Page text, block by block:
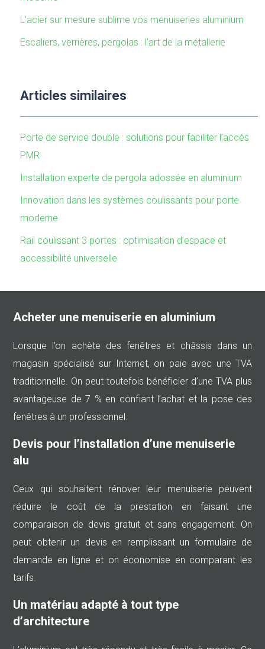
L’acier sur mesure sublime vos menuiseries aluminium
Escaliers, verrières, pergolas : l’art de la métallerie
Articles similaires
Porte de service double : solutions pour faciliter l’accès
PMR
Installation experte de pergola adossée en aluminium
Innovation dans les systèmes coulissants pour porte
moderne
Rail coulissant 3 portes : optimisation d’espace et
accessibilité universelle
Acheter une menuiserie en aluminium
Lorsque l’on achète des fenêtres et châssis dans un
magasin spécialisé sur Internet, on paie avec une TVA
traditionnelle. On peut toutefois bénéficier d’une TVA plus
avantageuse de 7 % en confiant l’achat et la pose des
fenêtres à un professionnel.
Devis pour l’installation d’une menuiserie
alu
Ceux qui souhaitent rénover leur menuiserie peuvent
réduire le coût de la prestation en faisant une
comparaison de devis gratuit et sans engagement. On
peut obtenir un devis en remplissant un formulaire de
demande en ligne et on économise en comparant les
tarifs.
Un matériau adapté à tout type
d’architecture